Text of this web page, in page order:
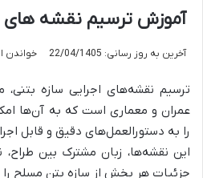
آموزش ترسیم نقشه های
آخرین به روز رسانی: 22/04/1405 خواندن این مطلب
ترسیم نقشه‌های اجرایی سازه بتنی،
عمران و معماری است که به آن‌ها
را به دستورالعمل‌های دقیق و قابل
این نقشه‌ها، زبان مشترک بین
جزئیات هر بخش از سازه بتن مسلح